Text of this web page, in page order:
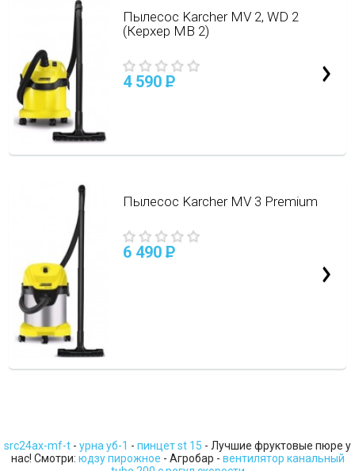
Пылесос Karcher MV 2, WD 2
(Керхер МВ 2)
4 590 P
Пылесос Karcher MV 3 Premium
6 490 P
src24ax-mf-t - урна уб-1 - пинцет st 15 - Лучшие фруктовые пюре у
нас! Смотри: юдзу пирожное - Агробар - вентилятор канальный